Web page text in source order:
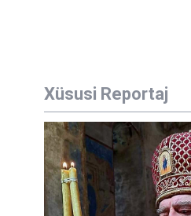
Xüsusi Reportaj